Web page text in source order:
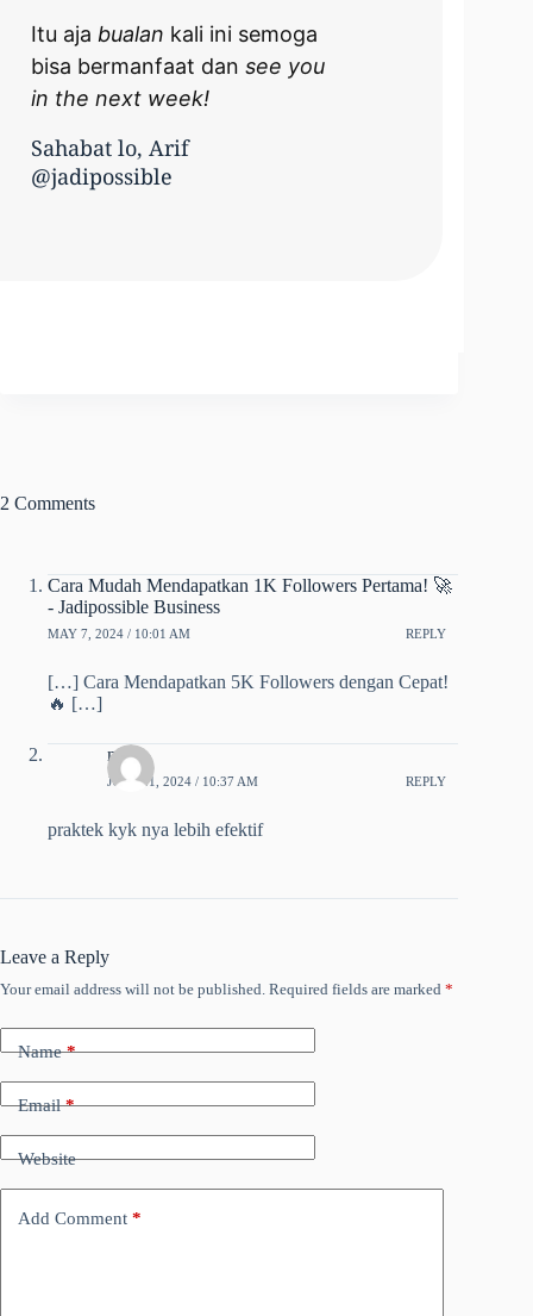
Itu aja bualan kali ini semoga
bisa bermanfaat dan see you
in the next week!
Sahabat lo, Arif
@jadipossible
2 Comments
Cara Mudah Mendapatkan 1K Followers Pertama! 🚀
- Jadipossible Business
MAY 7, 2024 / 10:01 AM REPLY
[…] ​Cara Mendapatkan 5K Followers dengan Cepat!
🔥​ […]
najib
JULY 21, 2024 / 10:37 AM REPLY
praktek kyk nya lebih efektif
Leave a Reply
Your email address will not be published. Required fields are marked *
Name*
Email*
Website
Add Comment *